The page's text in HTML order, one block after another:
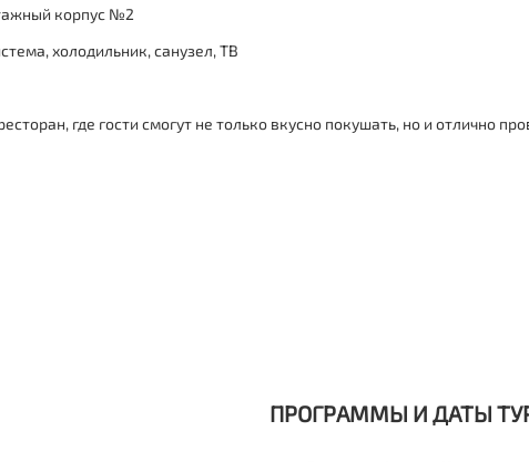
корпус №2
холодильник, санузел, ТВ
где гости смогут не только вкусно покушать, но и отлично
ПРОГРАММЫ И ДАТЫ